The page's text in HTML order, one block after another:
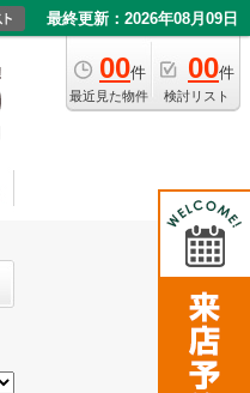
最終更新：2026年08月09日
00件
最近見た物件
00件
検討リスト